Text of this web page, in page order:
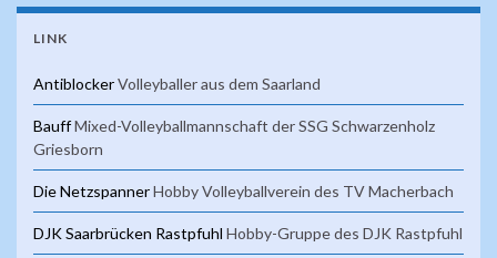
LINK
AntiblockerVolleyballer aus dem Saarland
BauffMixed-Volleyballmannschaft der SSG Schwarzenholz
Griesborn
Die NetzspannerHobby Volleyballverein des TV Macherbach
DJK Saarbrücken Rastpfuhl Hobby-Gruppe des DJK Rastpfuhl